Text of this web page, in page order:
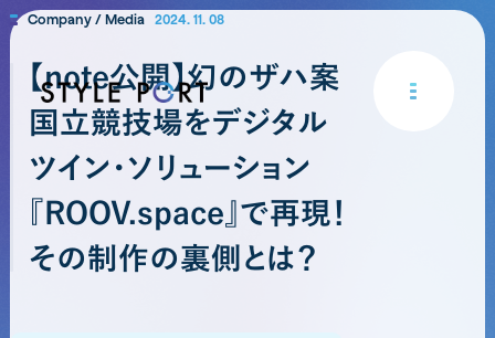
Company / Media 2024. 11. 08
【note公開】幻のザハ案
国立競技場をデジタル
ツイン・ソリューション
『ROOV.space』で再現！
その制作の裏側とは？